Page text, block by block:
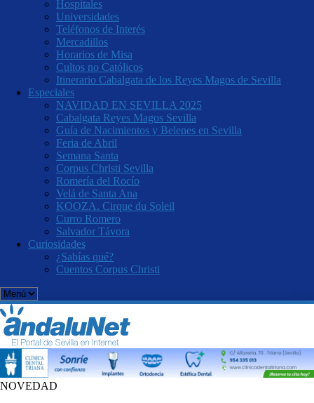
Hospitales
Universidades
Teléfonos de Interés
Mercadillos
Horarios de Misa
Cultos no Católicos
Itinerario Cabalgata de los Reyes Magos de Sevilla
Especiales
NAVIDAD EN SEVILLA 2025
Cabalgata Reyes Magos Sevilla
Guía de Nacimientos y Belenes en Sevilla
Feria de Abril
Semana Santa
Corpus Christi Sevilla
Romería del Rocío
Velá de Santa Ana
KOOZA. Cirque du Soleil
Curro Romero
Salvador Távora
Curiosidades
¿Sabías qué?
Cuentos Corpus Christi
NOVEDAD